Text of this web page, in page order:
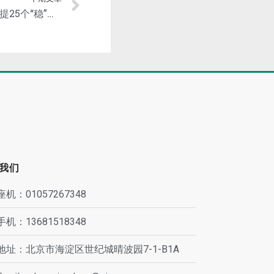
【中央经济工作会定调】连提25个“稳”，8提“就业” ，保障产业链供应链稳定！
们
机：01057267348
机：13681518348
址：北京市海淀区世纪城晴波园7-1-B1A